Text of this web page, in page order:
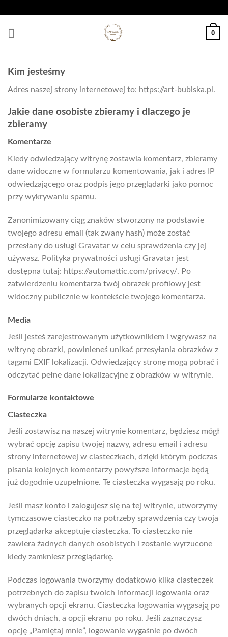
content
0
Kim jesteśmy
Adres naszej strony internetowej to: https://art-bubiska.pl.
Jakie dane osobiste zbieramy i dlaczego je
zbieramy
Komentarze
Kiedy odwiedzający witrynę zostawia komentarz, zbieramy
dane widoczne w formularzu komentowania, jak i adres IP
odwiedzającego oraz podpis jego przeglądarki jako pomoc
przy wykrywaniu spamu.
Zanonimizowany ciąg znaków stworzony na podstawie
twojego adresu email (tak zwany hash) może zostać
przesłany do usługi Gravatar w celu sprawdzenia czy jej
używasz. Polityka prywatności usługi Gravatar jest
dostępna tutaj: https://automattic.com/privacy/. Po
zatwierdzeniu komentarza twój obrazek profilowy jest
widoczny publicznie w kontekście twojego komentarza.
Media
Jeśli jesteś zarejestrowanym użytkownikiem i wgrywasz na
witrynę obrazki, powinieneś unikać przesyłania obrazków z
tagami EXIF lokalizacji. Odwiedzający stronę mogą pobrać i
odczytać pełne dane lokalizacyjne z obrazków w witrynie.
Formularze kontaktowe
Ciasteczka
Jeśli zostawisz na naszej witrynie komentarz, będziesz mógł
wybrać opcję zapisu twojej nazwy, adresu email i adresu
strony internetowej w ciasteczkach, dzięki którym podczas
pisania kolejnych komentarzy powyższe informacje będą
już dogodnie uzupełnione. Te ciasteczka wygasają po roku.
Jeśli masz konto i zalogujesz się na tej witrynie, utworzymy
tymczasowe ciasteczko na potrzeby sprawdzenia czy twoja
przeglądarka akceptuje ciasteczka. To ciasteczko nie
zawiera żadnych danych osobistych i zostanie wyrzucone
kiedy zamkniesz przeglądarkę.
Podczas logowania tworzymy dodatkowo kilka ciasteczek
potrzebnych do zapisu twoich informacji logowania oraz
wybranych opcji ekranu. Ciasteczka logowania wygasają po
dwóch dniach, a opcji ekranu po roku. Jeśli zaznaczysz
opcję „Pamiętaj mnie”, logowanie wygaśnie po dwóch